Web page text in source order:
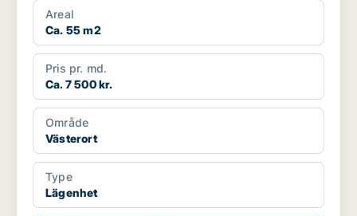
Areal
Ca. 55 m2
Pris pr. md.
Ca. 7 500 kr.
Område
Västerort
Type
Lägenhet